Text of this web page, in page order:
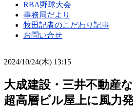
RBA野球大会
事務局だより
牧田記者のこだわり記事
お問い合せ
2024/10/24(木) 13:15
大成建設・三井不動産
超高層ビル屋上に風力